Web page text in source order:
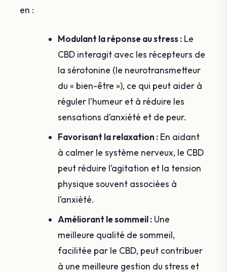
en :
Modulant la réponse au stress : Le
CBD interagit avec les récepteurs de
la sérotonine (le neurotransmetteur
du « bien-être »), ce qui peut aider à
réguler l’humeur et à réduire les
sensations d’anxiété et de peur.
Favorisant la relaxation : En aidant
à calmer le système nerveux, le CBD
peut réduire l’agitation et la tension
physique souvent associées à
l’anxiété.
Améliorant le sommeil : Une
meilleure qualité de sommeil,
facilitée par le CBD, peut contribuer
à une meilleure gestion du stress et